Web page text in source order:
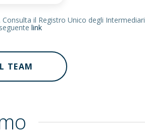
il Registro Unico degli Intermediari
link
TEAM